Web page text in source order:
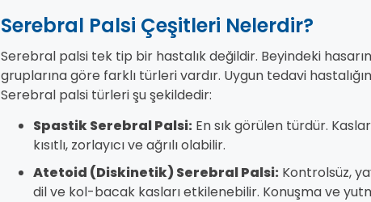
Serebral Palsi Çeşitleri Nelerdir?
Serebral palsi tek tip bir hastalık değildir. Beyindeki
gruplarına göre farklı türleri vardır. Uygun tedavi
Serebral palsi türleri şu şekildedir:
Spastik Serebral Palsi: En sık görülen türdür.
kısıtlı, zorlayıcı ve ağrılı olabilir.
Atetoid (Diskinetik) Serebral Palsi: Kontrolsüz,
dil ve kol-bacak kasları etkilenebilir. Konuşma ve